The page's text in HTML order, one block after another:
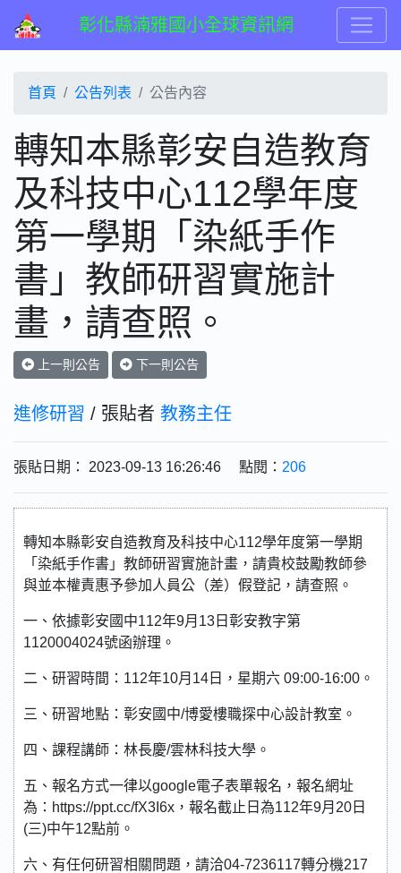
彰化縣湳雅國小全球資訊網
首頁 公告列表 公告內容
轉知本縣彰安自造教育
及科技中心112學年度
第一學期「染紙手作
書」教師研習實施計
畫，請查照。
上一則公告 下一則公告
進修研習 / 張貼者 教務主任
張貼日期： 2023-09-13 16:26:46 點閱： 206
轉知本縣彰安自造教育及科技中心112學年度第一學期
「染紙手作書」教師研習實施計畫，請貴校鼓勵教師參
與並本權責惠予參加人員公（差）假登記，請查照。
一、依據彰安國中112年9月13日彰安教字第
1120004024號函辦理。
二、研習時間：112年10月14日，星期六 09:00-16:00。
三、研習地點：彰安國中/博愛樓職探中心設計教室。
四、課程講師：林長慶/雲林科技大學。
五、報名方式一律以google電子表單報名，報名網址
為：https://ppt.cc/fX3I6x，報名截止日為112年9月20日
(三)中午12點前。
六、有任何研習相關問題，請洽04-7236117轉分機217